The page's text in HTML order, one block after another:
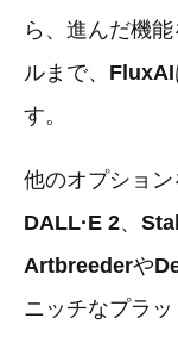
ら、進んだ機
ルまで、 FluxAI
す。
他のオプション
DALL·E 2、
Artbreederや
ニッチなプラ